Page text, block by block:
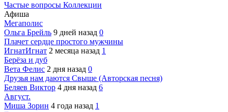
Частые вопросы Коллекции
Афиша
Мегаполис
Ольга Брейль 9 дней назад 0
Плачет сердце простого мужчины
ИгнатИгнат 2 месяца назад 1
Берёза и дуб
Вета Фелис 2 дня назад 0
Друзья нам даются Свыше (Авторская песня)
Беляев Виктор 4 дня назад 6
Август.
Миша Зорин 4 года назад 1